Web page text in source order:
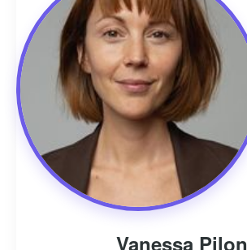
Vanessa Pilon